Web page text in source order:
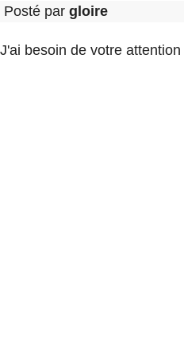
Posté par gloire
J'ai besoin de votre